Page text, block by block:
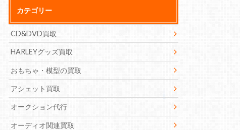
カテゴリー
CD&DVD買取
HARLEYグッズ買取
おもちゃ・模型の買取
アシェット買取
オークション代行
オーディオ関連買取